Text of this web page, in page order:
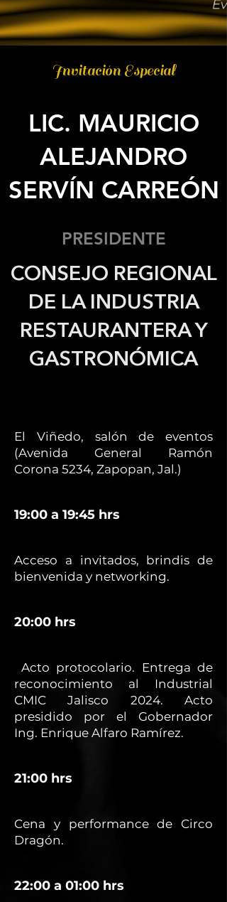
Invitación Especial
LIC. MAURICIO
ALEJANDRO
SERVÍN CARREÓN
PRESIDENTE
CONSEJO REGIONAL
DE LA INDUSTRIA
RESTAURANTERA Y
GASTRONÓMICA
El Viñedo, salón de eventos
(Avenida General Ramón
Corona 5234, Zapopan, Jal.)
19:00 a 19:45 hrs
Acceso a invitados, brindis de
bienvenida y networking.
20:00 hrs
Acto protocolario. Entrega de
reconocimiento al Industrial
CMIC Jalisco 2024. Acto
presidido por el Gobernador
Ing. Enrique Alfaro Ramírez.
21:00 hrs
Cena y performance de Circo
Dragón.
22:00 a 01:00 hrs